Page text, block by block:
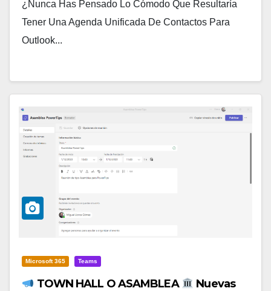
¿Nunca Has Pensado Lo Cómodo Que Resultaría
Tener Una Agenda Unificada De Contactos Para
Outlook...
Microsoft 365 Teams
TOWN HALL O ASAMBLEA
Nuevas